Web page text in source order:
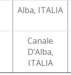
Alba, ITALIA
Canale
D’Alba,
ITALIA